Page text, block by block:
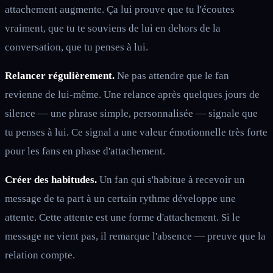
attachement augmente. Ça lui prouve que tu l'écoutes
vraiment, que tu te souviens de lui en dehors de la
conversation, que tu penses à lui.
Relancer régulièrement. Ne pas attendre que le fan
revienne de lui-même. Une relance après quelques jours de
silence — une phrase simple, personnalisée — signale que
tu penses à lui. Ce signal a une valeur émotionnelle très forte
pour les fans en phase d'attachement.
Créer des habitudes. Un fan qui s'habitue à recevoir un
message de ta part à un certain rythme développe une
attente. Cette attente est une forme d'attachement. Si le
message ne vient pas, il remarque l'absence — preuve que la
relation compte.